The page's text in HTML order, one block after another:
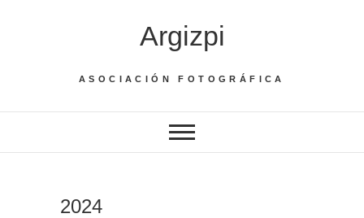
Argizpi
ASOCIACIÓN FOTOGRÁFICA
2024